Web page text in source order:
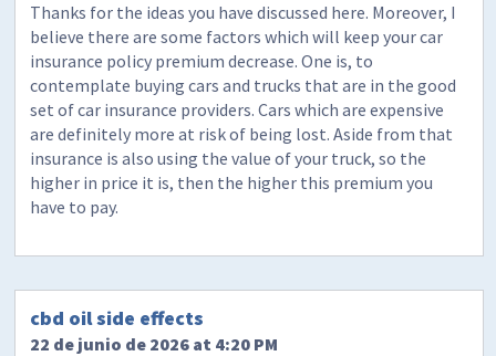
Thanks for the ideas you have discussed here. Moreover, I
believe there are some factors which will keep your car
insurance policy premium decrease. One is, to
contemplate buying cars and trucks that are in the good
set of car insurance providers. Cars which are expensive
are definitely more at risk of being lost. Aside from that
insurance is also using the value of your truck, so the
higher in price it is, then the higher this premium you
have to pay.
cbd oil side effects
22 de junio de 2026 at 4:20 PM